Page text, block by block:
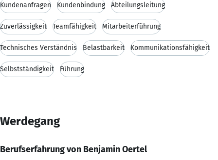
Kundenanfragen Kundenbindung Abteilungsleitung
Zuverlässigkeit Teamfähigkeit Mitarbeiterführung
Technisches Verständnis Belastbarkeit Kommunikationsfähigkeit
Selbstständigkeit Führung
Werdegang
Berufserfahrung von Benjamin Oertel